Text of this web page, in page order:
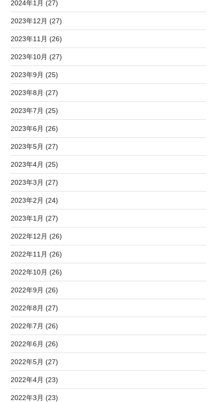
2024年1月 (27)
2023年12月 (27)
2023年11月 (26)
2023年10月 (27)
2023年9月 (25)
2023年8月 (27)
2023年7月 (25)
2023年6月 (26)
2023年5月 (27)
2023年4月 (25)
2023年3月 (27)
2023年2月 (24)
2023年1月 (27)
2022年12月 (26)
2022年11月 (26)
2022年10月 (26)
2022年9月 (26)
2022年8月 (27)
2022年7月 (26)
2022年6月 (26)
2022年5月 (27)
2022年4月 (23)
2022年3月 (23)